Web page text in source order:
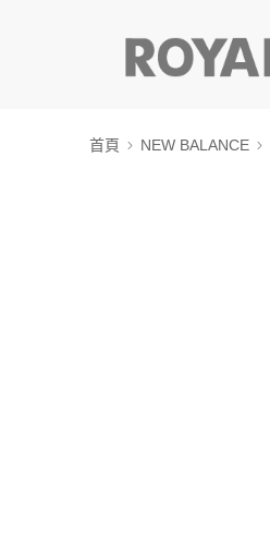
首頁 NEW BALANCE